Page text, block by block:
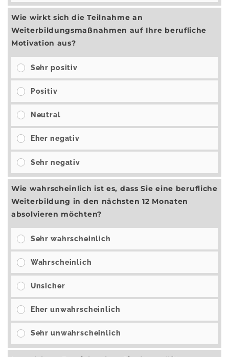
Wie wirkt sich die Teilnahme an
Weiterbildungsmaßnahmen auf Ihre berufliche
Motivation aus?
Sehr positiv
Positiv
Neutral
Eher negativ
Sehr negativ
Wie wahrscheinlich ist es, dass Sie eine berufliche
Weiterbildung in den nächsten 12 Monaten
absolvieren möchten?
Sehr wahrscheinlich
Wahrscheinlich
Unsicher
Eher unwahrscheinlich
Sehr unwahrscheinlich